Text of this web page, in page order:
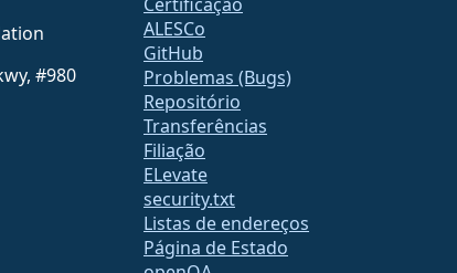
#980
ALESCo
GitHub
Problemas (Bugs)
Repositório
Transferências
Filiação
ELevate
security.txt
Listas de endereços
Página de Estado